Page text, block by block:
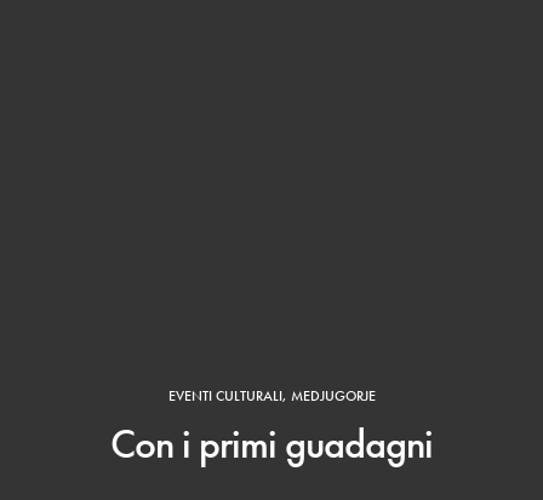
EVENTI CULTURALI, MEDJUGORJE
Con i primi guadagni